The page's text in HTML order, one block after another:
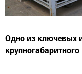
Одно из ключевых